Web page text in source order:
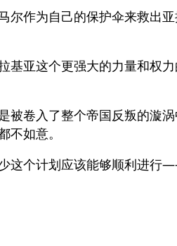
尔作为自己的保护伞来救出
基亚这个更强大的力量和权
被卷入了整个帝国反叛的漩
如意。
这个计划应该能够顺利进行